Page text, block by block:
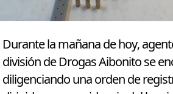
Durante la mañana de hoy,
división de Drogas Aibonito se
diligenciando una orden de